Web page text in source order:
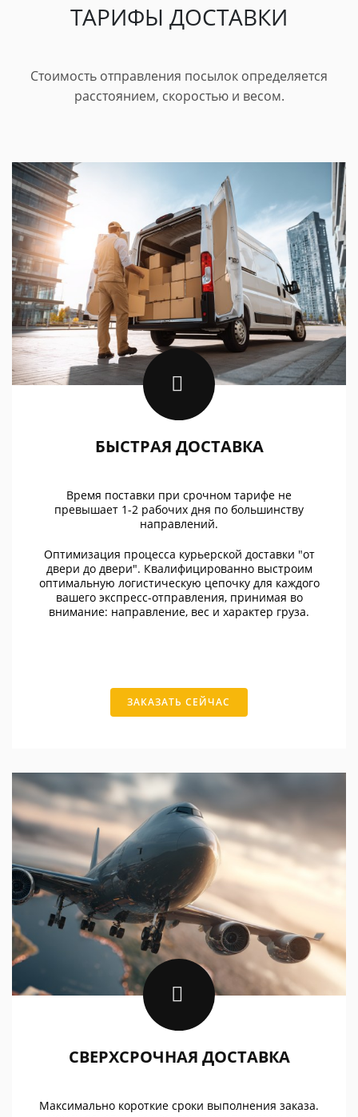
ТАРИФЫ ДОСТАВКИ
Стоимость отправления посылок определяется
расстоянием, скоростью и весом.
БЫСТРАЯ ДОСТАВКА
Время поставки при срочном тарифе не
превышает 1-2 рабочих дня по большинству
направлений.
Оптимизация процесса курьерской доставки "от
двери до двери". Квалифицированно выстроим
оптимальную логистическую цепочку для каждого
вашего экспресс-отправления, принимая во
внимание: направление, вес и характер груза.
ЗАКАЗАТЬ СЕЙЧАС
СВЕРХСРОЧНАЯ ДОСТАВКА
Максимально короткие сроки выполнения заказа.